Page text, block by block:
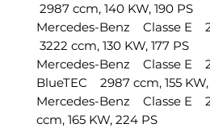
2987 ccm, 140 KW, 190 PS
Mercedes-Benz Classe E
3222 ccm, 130 KW, 177 PS
Mercedes-Benz Classe E
BlueTEC 2987 ccm, 155 KW,
Mercedes-Benz Classe E
ccm, 165 KW, 224 PS